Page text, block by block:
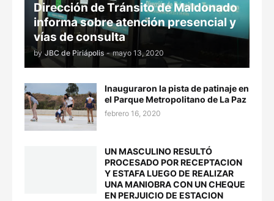
Dirección de Tránsito de Maldonado
informa sobre atención presencial y
vías de consulta
by JBC de Piriápolis - mayo 13, 2020
Inauguraron la pista de patinaje en
el Parque Metropolitano de La Paz
febrero 16, 2020
UN MASCULINO RESULTÓ
PROCESADO POR RECEPTACION
Y ESTAFA LUEGO DE REALIZAR
UNA MANIOBRA CON UN CHEQUE
EN PERJUICIO DE ESTACION